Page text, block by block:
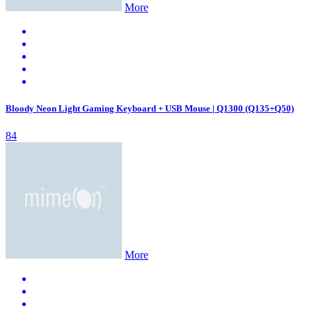
More
Bloody Neon Light Gaming Keyboard + USB Mouse | Q1300 (Q135+Q50)
84
More